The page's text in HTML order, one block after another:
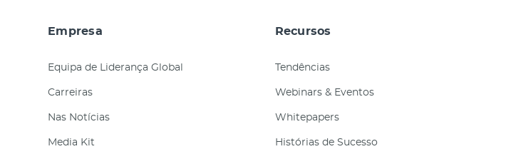
Empresa
Equipa de Liderança Global
Carreiras
Nas Notícias
Media Kit
Recursos
Tendências
Webinars & Eventos
Whitepapers
Histórias de Sucesso